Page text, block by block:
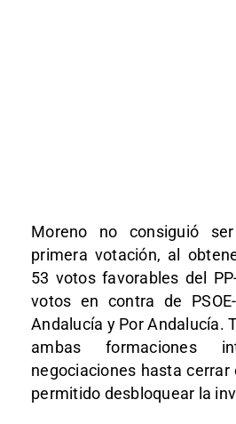
Moreno no consiguió
primera votación, al
53 votos favorables del
votos en contra de
Andalucía y Por Andalucía.
ambas formaciones
negociaciones hasta cerrar
permitido desbloquear la